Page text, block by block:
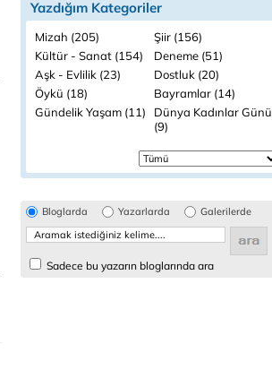
Yazdığım Kategoriler
Mizah (205)
Şiir (156)
Kültür - Sanat (154)
Deneme (51)
Aşk - Evlilik (23)
Dostluk (20)
Öykü (18)
Bayramlar (14)
Gündelik Yaşam (11)
Dünya Kadınlar Günü
(9)
Bloglarda Yazarlarda Galerilerde
Sadece bu yazarın bloglarında ara